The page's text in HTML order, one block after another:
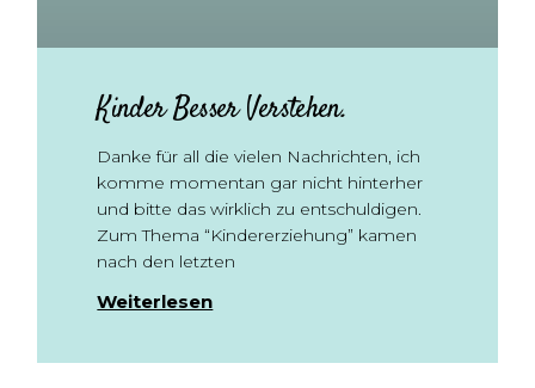
Kinder Besser Verstehen.
Danke für all die vielen Nachrichten, ich
komme momentan gar nicht hinterher
und bitte das wirklich zu entschuldigen.
Zum Thema “Kindererziehung” kamen
nach den letzten
Weiterlesen